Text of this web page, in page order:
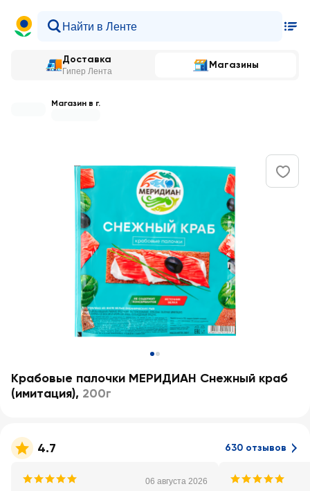
Доставка
Гипер Лента
Магазины
Магазин в г.
Крабовые палочки МЕРИДИАН Снежный краб
(имитация), 200г
4.7 630 отзывов
06 августа 2026